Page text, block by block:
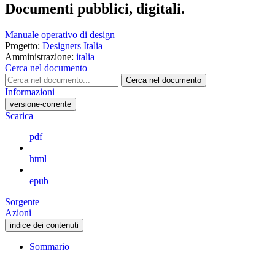
Documenti pubblici, digitali.
Manuale operativo di design
Progetto: Designers Italia
Amministrazione: italia
Cerca nel documento
Cerca nel documento
Informazioni
versione-corrente
Scarica
pdf
html
epub
Sorgente
Azioni
indice dei contenuti
Sommario